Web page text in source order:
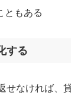
ともある
する
せなければ、